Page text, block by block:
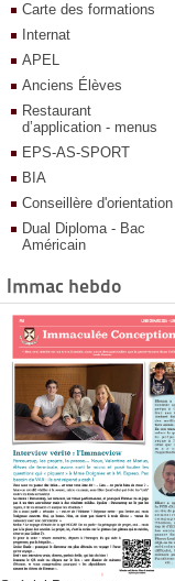
Carte des formations
Internat
APEL
Anciens Élèves
Restaurant
d’application - menus
EPS-AS-SPORT
BIA
Conseillère d'orientation
Dual Diploma - Bac
Américain
Immac hebdo